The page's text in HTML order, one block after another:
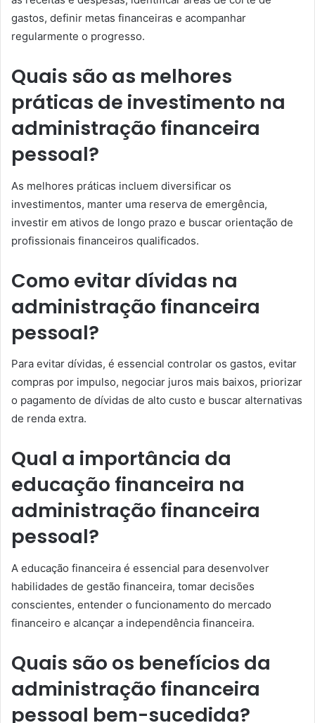
gastos, definir metas financeiras e acompanhar
regularmente o progresso.
Quais são as melhores
práticas de investimento na
administração financeira
pessoal?
As melhores práticas incluem diversificar os
investimentos, manter uma reserva de emergência,
investir em ativos de longo prazo e buscar orientação de
profissionais financeiros qualificados.
Como evitar dívidas na
administração financeira
pessoal?
Para evitar dívidas, é essencial controlar os gastos, evitar
compras por impulso, negociar juros mais baixos, priorizar
o pagamento de dívidas de alto custo e buscar alternativas
de renda extra.
Qual a importância da
educação financeira na
administração financeira
pessoal?
A educação financeira é essencial para desenvolver
habilidades de gestão financeira, tomar decisões
conscientes, entender o funcionamento do mercado
financeiro e alcançar a independência financeira.
Quais são os benefícios da
administração financeira
pessoal bem-sucedida?